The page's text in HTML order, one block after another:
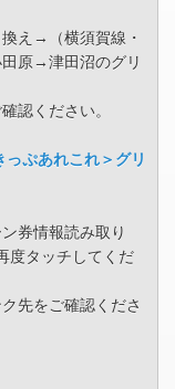
え→（横須賀線・
原→津田沼のグリ
認ください。
ぷあれこれ＞グリ
券情報読み取り
度タッチしてくだ
先をご確認くださ